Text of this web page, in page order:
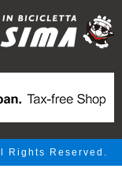
Rights Reserved.